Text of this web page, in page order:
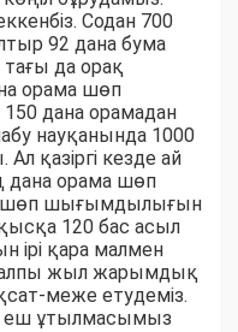
Содан 700
92 дана бума
да орақ
орама шөп
дана орамадан
науқанында 1000
қазіргі кезде ай
дана орама шөп
шөп шығымдылығын
120 бас асыл
ірі қара малмен
жыл жарымдық
меже етудеміз.
еш ұтылмасымыз